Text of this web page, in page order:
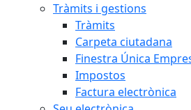
Tràmits i gestions
Tràmits
Carpeta ciutadana
Finestra Única
Impostos
Factura electrònica